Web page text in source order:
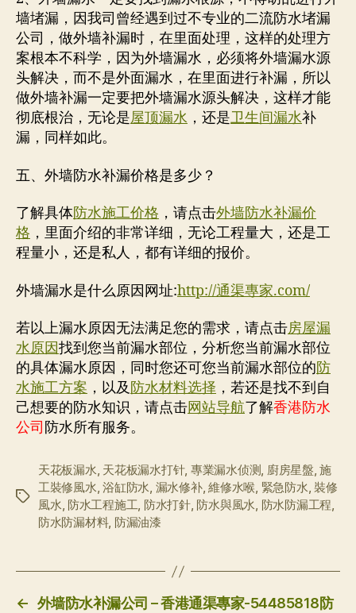
墙堵漏，因我司曾经遇到过不专业的二流防水堵漏
公司，做外墙补漏时，在里面处理，这样的处理方
案根本不科学，因为外墙漏水，必须将外墙漏水源
头解决，而不是外面漏水，在里面进行补漏，所以
做外墙补漏一定要把外墙漏水源头解决，这样才能
彻底根治，无论是屋顶漏水 ，还是卫生间漏水补
漏，同样如此。
五、外墙防水补漏价格是多少？
了解具体防水施工价格 ，请点击外墙防水补漏价
格 ，里面介绍的非常详细，无论工程量大，还是工
程量小，还是私人，都有详细的报价。
外墙漏水是什么原因网址:http://通渠專家.com/
若以上漏水原因无法满足您的需求，请点击房屋漏
水原因找到您当前漏水部位，分析您当前漏水部位
的具体漏水原因，同时您还可您当前漏水部位的防
水施工方案 ，以及防水材料选择 ，若还是找不到自
己想要的防水知识，请点击网站导航了解香港防水
公司 防水所有服务。
标
天花板漏水, 天花板漏水打针, 專業漏水侦测, 廚房星盤,施
工裝修風水,浴缸防水, 漏水修补,維修水喉, 緊急防水,裝修
風水, 防水工程施工, 防水打針, 防水與風水, 防水防漏工程,
防水防漏材料, 防漏油漆
← 外墙防水补漏公司 – 香港通渠專家-54485818防